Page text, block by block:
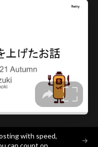
with speed,
can count on.
→